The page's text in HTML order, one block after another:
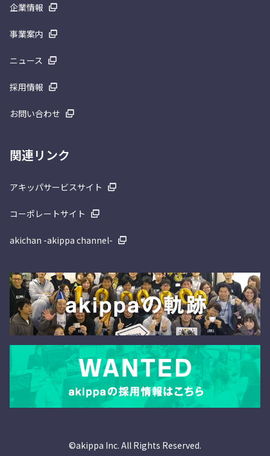
企業情報
事業案内
ニュース
採用情報
お問い合わせ
関連リンク
アキッパサービスサイト
コーポレートサイト
akichan -akippa channel-
©akippa Inc. All Rights Reserved.